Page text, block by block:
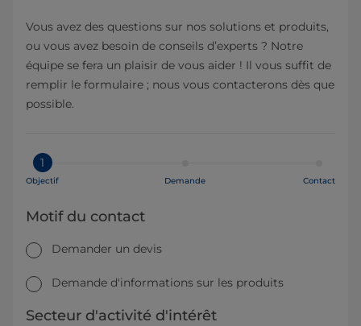
Vous avez des questions sur nos solutions et produits,
ou vous avez besoin de conseils d’experts ? Notre
équipe se fera un plaisir de vous aider ! Il vous suffit de
remplir le formulaire ; nous vous contacterons dès que
possible.
1
Objectif Demande Contact
Motif du contact
Demander un devis
Demande d'informations sur les produits
Secteur d'activité d'intérêt